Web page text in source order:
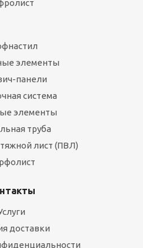
элементы
панели
система
элементы
труба
лист (ПВЛ)
доставки